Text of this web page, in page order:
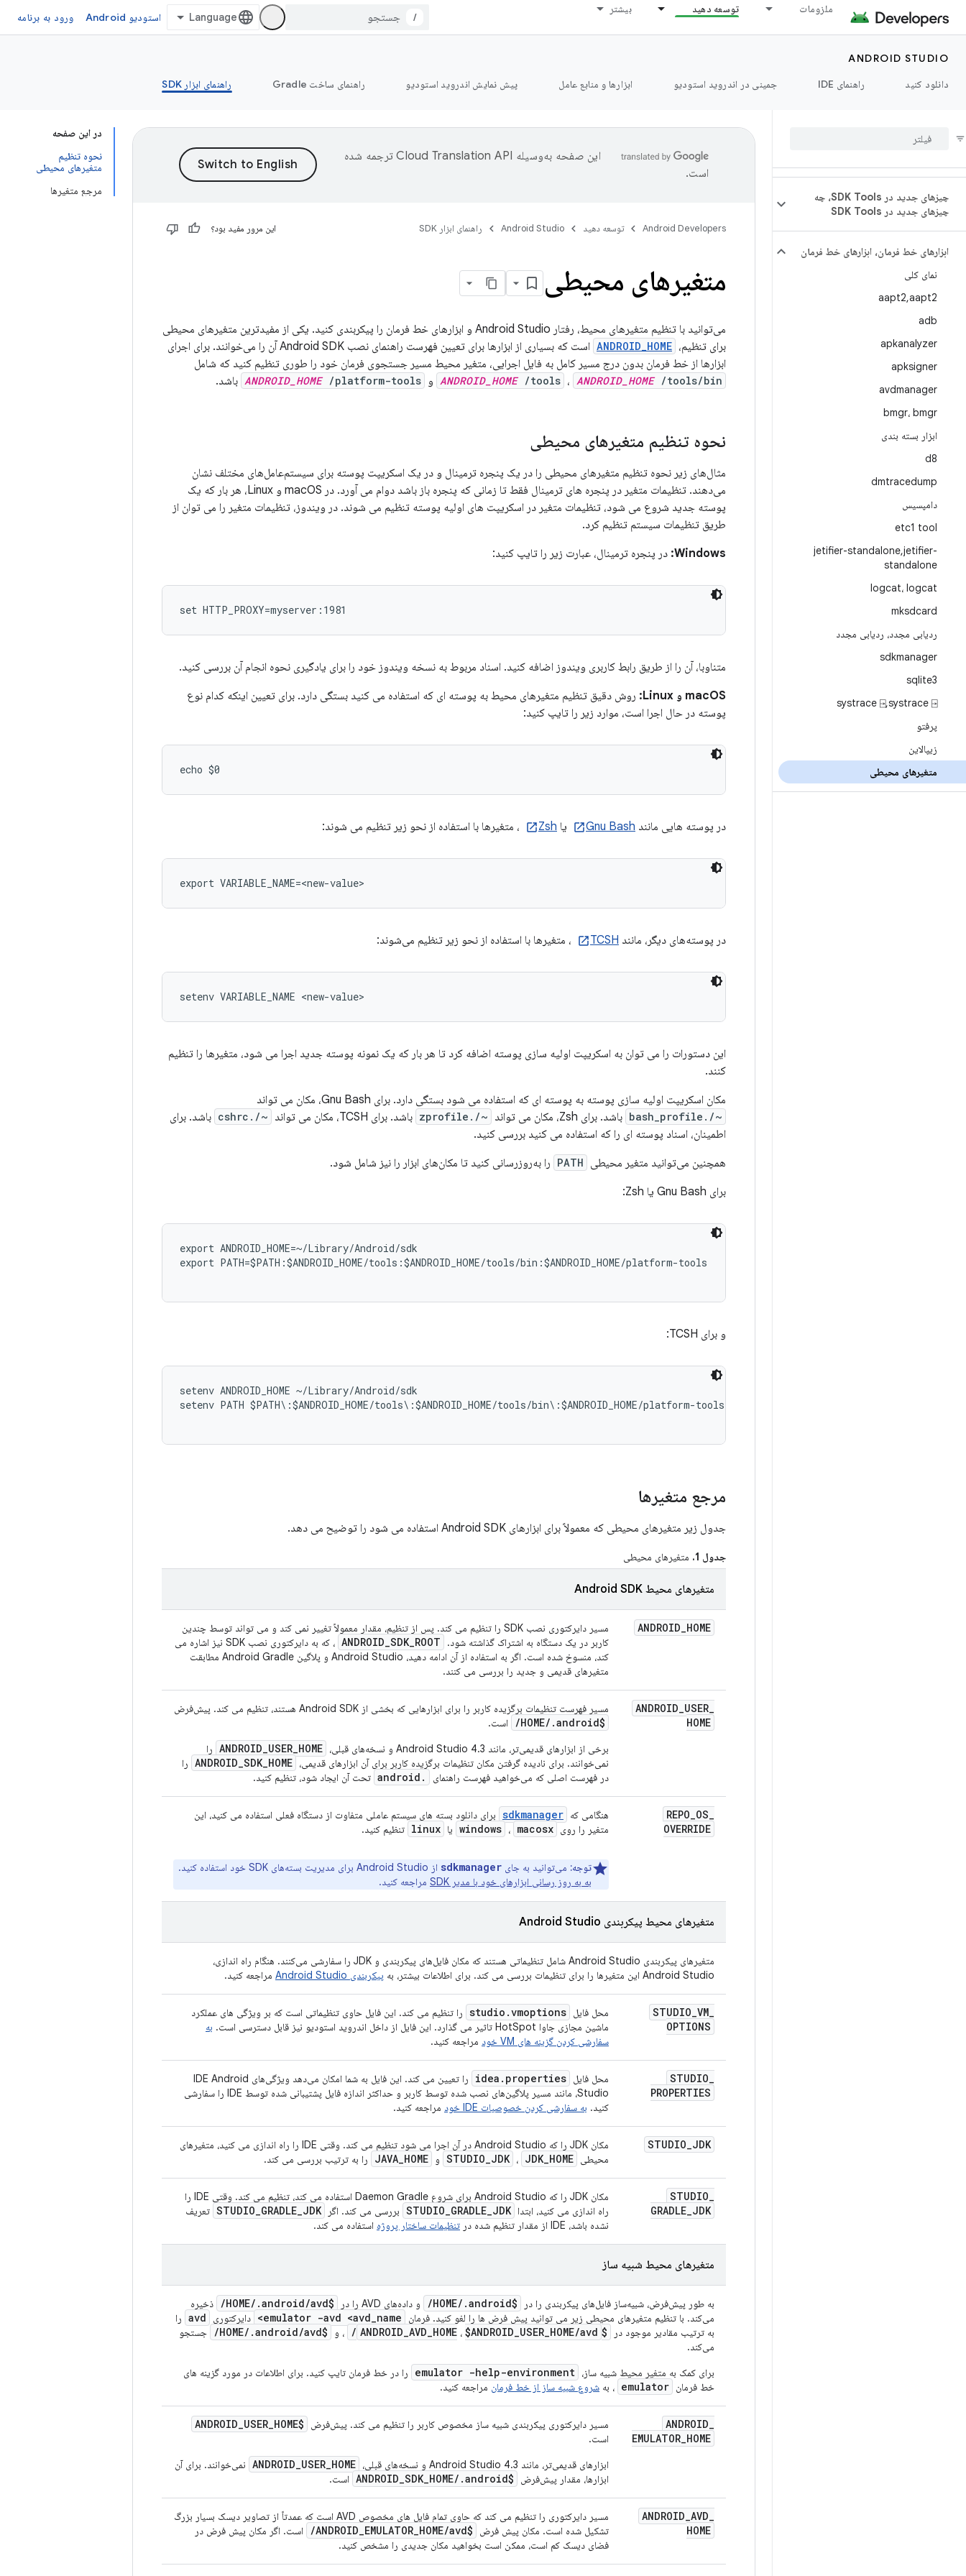
ملزومات توسعه دهید بیشتر
/ استودیو Android ورود به برنامه
ANDROID STUDIO
دانلود کنید
راهنمای IDE جمینی در اندروید استودیو ابزارها و منابع عامل پیش نمایش اندروید استودیو راهنمای ساخت Gradle راهنمای ابزار SDK
چیزهای جدید در SDK Tools، چه
چیزهای جدید در SDK Tools
ابزارهای خط فرمان، ابزارهای خط فرمان
نمای کلی
aapt2,aapt2
adb
apkanalyzer
apksigner
avdmanager
bmgr، bmgr
ابزار بسته بندی
d8
dmtracedump
دامپسیس
etc1 tool
jetifier-standalone,jetifier-
standalone
logcat، logcat
mksdcard
ردیابی مجدد، ردیابی مجدد
sdkmanager
sqlite3
systrace ⍈,systrace ⍈
پرفتو
زیپالاین
متغیرهای محیطی
در این صفحه
نحوه تنظیم
متغیرهای محیطی
مرجع متغیرها
این صفحه به‌وسیله
ترجمه شده
است.
Android Developers توسعه دهید Android Studio راهنمای ابزار SDK این مرور مفید بود؟
متغیرهای محیطی
می‌توانید با تنظیم متغیرهای محیط، رفتار Android Studio و ابزارهای خط فرمان را پیکربندی کنید. یکی از مفیدترین متغیرهای محیطی
برای تنظیم، ANDROID_HOME
است که بسیاری از ابزارها برای تعیین فهرست راهنمای نصب Android SDK آن را می‌خوانند. برای اجرای
ابزارها از خط فرمان بدون درج مسیر کامل به فایل اجرایی، متغیر محیط مسیر جستجوی فرمان خود را طوری تنظیم کنید که شامل
ANDROID_HOME/tools ، ANDROID_HOME/tools/bin و ANDROID_HOME/platform-tools باشد.
نحوه تنظیم متغیرهای محیطی
مثال‌های زیر نحوه تنظیم متغیرهای محیطی را در یک پنجره ترمینال و در یک اسکریپت پوسته برای سیستم‌عامل‌های مختلف نشان
می‌دهند. تنظیمات متغیر در پنجره های ترمینال فقط تا زمانی که پنجره باز باشد دوام می آورد. در macOS و Linux، هر بار که یک
پوسته جدید شروع می شود، تنظیمات متغیر در اسکریپت های اولیه پوسته تنظیم می شوند. در ویندوز، تنظیمات متغیر را می توان از
طریق تنظیمات سیستم تنظیم کرد.
Windows: در پنجره ترمینال، عبارت زیر را تایپ کنید:
set HTTP_PROXY=myserver:1981
متناوبا، آن را از طریق رابط کاربری ویندوز اضافه کنید. اسناد مربوط به نسخه ویندوز خود را برای یادگیری نحوه انجام آن بررسی کنید.
macOS و Linux:
روش دقیق تنظیم متغیرهای محیط به پوسته ای که استفاده می کنید بستگی دارد. برای تعیین اینکه کدام نوع
پوسته در حال اجرا است، موارد زیر را تایپ کنید:
echo $0
در پوسته هایی مانند Gnu Bash یا Zsh ، متغیرها با استفاده از نحو زیر تنظیم می شوند:
export VARIABLE_NAME=<new-value>
در پوسته‌های دیگر، مانند TCSH ، متغیرها با استفاده از نحو زیر تنظیم می‌شوند:
setenv VARIABLE_NAME <new-value>
این دستورات را می توان به اسکریپت اولیه سازی پوسته اضافه کرد تا هر بار که یک نمونه پوسته جدید اجرا می شود، متغیرها را تنظیم
کنند.
مکان اسکریپت اولیه سازی پوسته به پوسته ای که استفاده می شود بستگی دارد. برای Gnu Bash، مکان می تواند
~/.bash_profile باشد. برای Zsh، مکان می تواند ~/.zprofile باشد. برای TCSH، مکان می تواند ~/.cshrc
باشد. برای
اطمینان، اسناد پوسته ای را که استفاده می کنید بررسی کنید.
همچنین می‌توانید متغیر محیطی PATH را به‌روزرسانی کنید تا مکان‌های ابزار را نیز شامل شود.
برای Gnu Bash یا Zsh:
export ANDROID_HOME=~/Library/Android/sdk
export PATH=$PATH:$ANDROID_HOME/tools:$ANDROID_HOME/tools/bin:$ANDROID_HOME/platform-tools
و برای TCSH:
setenv ANDROID_HOME ~/Library/Android/sdk
setenv PATH $PATH\:$ANDROID_HOME/tools\:$ANDROID_HOME/tools/bin\:$ANDROID_HOME/platform-tools
مرجع متغیرها
جدول زیر متغیرهای محیطی که معمولاً برای ابزارهای Android SDK استفاده می شود را توضیح می دهد.
جدول 1. متغیرهای محیطی
متغیرهای محیط Android SDK
ANDROID_HOME
مسیر دایرکتوری نصب SDK را تنظیم می کند. پس از تنظیم، مقدار معمولاً تغییر نمی کند و می تواند توسط چندین
کاربر در یک دستگاه به اشتراک گذاشته شود.
ANDROID_SDK_ROOT
، که به دایرکتوری نصب SDK نیز اشاره می
کند، منسوخ شده است. اگر به استفاده از آن ادامه دهید، Android Studio و پلاگین Android Gradle مطابقت
متغیرهای قدیمی و جدید را بررسی می کنند.
ANDROID_USER_
HOME
مسیر فهرست تنظیمات برگزیده کاربر را برای ابزارهایی که بخشی از Android SDK هستند، تنظیم می کند. پیش‌فرض
$HOME
/ .android
/
است.
برخی از ابزارهای قدیمی‌تر، مانند Android Studio 4.3 و نسخه‌های قبلی،
ANDROID_USER_HOME را
نمی‌خوانند. برای نادیده گرفتن مکان تنظیمات برگزیده کاربر برای آن ابزارهای قدیمی، ANDROID_SDK_HOME را
در فهرست اصلی که می‌خواهید فهرست راهنمای
.android تحت آن ایجاد شود، تنظیم کنید.
REPO_OS_
OVERRIDE
هنگامی که sdkmanager برای دانلود بسته های سیستم عاملی متفاوت از دستگاه فعلی استفاده می کنید، این
متغیر را روی
windows ، macosx یا linux تنظیم کنید.
توجه: می‌توانید به جای sdkmanager از Android Studio برای مدیریت بسته‌های SDK خود استفاده کنید.
به به روز رسانی ابزارهای خود با مدیر SDK
مراجعه کنید.
متغیرهای محیط پیکربندی Android Studio
متغیرهای پیکربندی Android Studio شامل تنظیماتی هستند که مکان فایل‌های پیکربندی و JDK را سفارشی می‌کنند. هنگام راه اندازی،
Android Studio این متغیرها را برای تنظیمات بررسی می کند. برای اطلاعات بیشتر، به
پیکربندی Android Studio مراجعه کنید.
STUDIO_VM_
OPTIONS
محل فایل studio .vmoptions
را تنظیم می کند. این فایل حاوی تنظیماتی است که بر ویژگی های عملکرد
ماشین مجازی جاوا HotSpot تاثیر می گذارد. این فایل از داخل اندروید استودیو نیز قابل دسترسی است.
به
سفارشی کردن گزینه های VM خود
مراجعه کنید.
STUDIO_
PROPERTIES
محل فایل idea . properties
را تعیین می کند. این فایل به شما امکان می‌دهد ویژگی‌های IDE Android
Studio، مانند مسیر پلاگین‌های نصب شده توسط کاربر و حداکثر اندازه فایل پشتیبانی شده توسط IDE را سفارشی
کنید. به سفارشی کردن خصوصیات IDE خود مراجعه کنید.
STUDIO_JDK
مکان JDK را که Android Studio در آن اجرا می شود تنظیم می کند. وقتی IDE را راه اندازی می کنید، متغیرهای
محیطی
STUDIO_JDK ، JDK_HOME و JAVA_HOME را به ترتیب بررسی می کند.
STUDIO_
GRADLE_JDK
مکان JDK را که Android Studio برای شروع Daemon Gradle استفاده می کند، تنظیم می کند. وقتی IDE را
راه اندازی می کنید، ابتدا
STUDIO_GRADLE_JDK بررسی می کند. اگر STUDIO_GRADLE_JDK
تعریف
نشده باشد، IDE از مقدار تنظیم شده در
تنظیمات ساختار پروژه استفاده می کند.
متغیرهای محیط شبیه ساز
به طور پیش‌فرض، شبیه‌ساز فایل‌های پیکربندی را در $HOME
/ .android
/ و داده‌های AVD را در $HOME
/ .android/avd
/
ذخیره
می‌کند. با تنظیم متغیرهای محیطی زیر می توانید پیش فرض ها را لغو کنید. فرمان
emulator -avd <avd_name> دایرکتوری avd را
به ترتیب مقادیر موجود در
$ANDROID
_AVD_HOME ، $ANDROID_USER_HOME/avd
/ ، و $HOME
/ .android/avd
/
جستجو
می‌کند.
برای کمک به متغیر محیط شبیه ساز، emulator -help-environment
را در خط فرمان تایپ کنید. برای اطلاعات در مورد گزینه های
خط فرمان emulator ، به شروع شبیه ساز از خط فرمان مراجعه کنید.
ANDROID_
EMULATOR_HOME
مسیر دایرکتوری پیکربندی شبیه ساز مخصوص کاربر را تنظیم می کند. پیش‌فرض $ANDROID
_USER_HOME
است.
ابزارهای قدیمی‌تر، مانند Android Studio 4.3 و نسخه‌های قبلی،
ANDROID_USER_HOME نمی‌خوانند. برای آن
ابزارها، مقدار پیش‌فرض
$ANDROID_SDK_HOME/.android است.
ANDROID_AVD_
HOME
مسیر دایرکتوری را تنظیم می کند که حاوی تمام فایل های مخصوص AVD است که عمدتاً از تصاویر دیسک بسیار بزرگ
تشکیل شده است. مکان پیش فرض
$ANDROID
_EMULATOR_HOME/avd
/
است. اگر مکان پیش فرض در
فضای دیسک کم است، ممکن است بخواهید مکان جدیدی را مشخص کنید.